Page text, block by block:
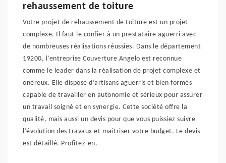
rehaussement de toiture
Votre projet de rehaussement de toiture est un projet
complexe. Il faut le confier à un prestataire aguerri avec
de nombreuses réalisations réussies. Dans le département
19200, l’entreprise Couverture Angelo est reconnue
comme le leader dans la réalisation de projet complexe et
onéreux. Elle dispose d’artisans aguerris et bien formés
capable de travailler en autonomie et sérieux pour assurer
un travail soigné et en synergie. Cette société offre la
qualité, mais aussi un devis pour que vous puissiez suivre
l’évolution des travaux et maitriser votre budget. Le devis
est détaillé. Profitez-en.